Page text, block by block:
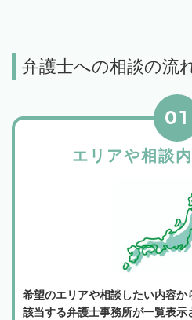
弁護士への相談の流
エリアや相談
01
希望のエリアや相談したい内容か
該当する弁護士事務所が一覧表